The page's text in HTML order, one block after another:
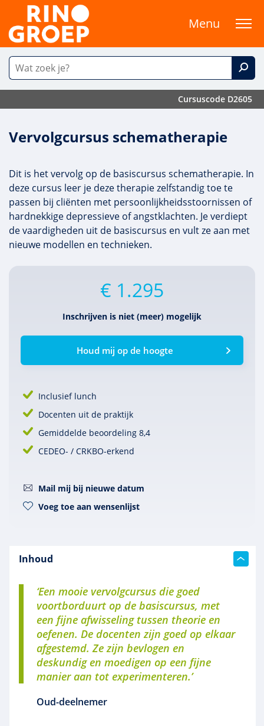
Menu
Cursuscode D2605
Vervolgcursus schematherapie
Dit is het vervolg op de basiscursus schematherapie. In
deze cursus leer je deze therapie zelfstandig toe te
passen bij cliënten met persoonlijkheidsstoornissen of
hardnekkige depressieve of angstklachten. Je verdiept
de vaardigheden uit de basiscursus en vult ze aan met
nieuwe modellen en technieken.
€ 1.295
Inschrijven is niet (meer) mogelijk
Houd mij op de hoogte
Inclusief lunch
Docenten uit de praktijk
Gemiddelde beoordeling 8,4
CEDEO- / CRKBO-erkend
Mail mij bij nieuwe datum
Voeg toe aan wensenlijst
Inhoud
‘Een mooie vervolgcursus die goed
voortborduurt op de basiscursus, met
een fijne afwisseling tussen theorie en
oefenen. De docenten zijn goed op elkaar
afgestemd. Ze zijn bevlogen en
deskundig en moedigen op een fijne
manier aan tot experimenteren.’
Oud-deelnemer